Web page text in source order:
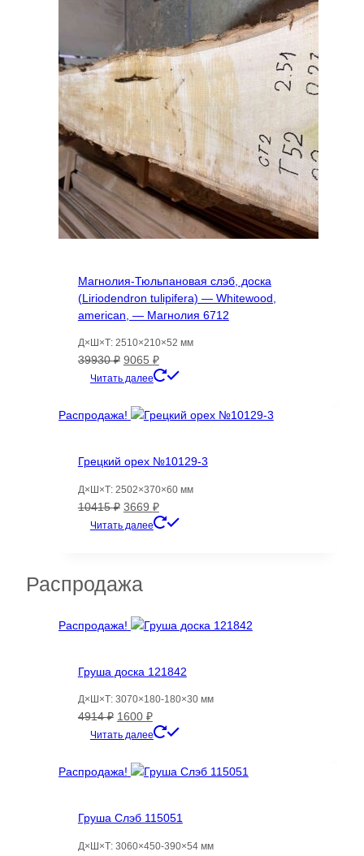
Магнолия-Тюльпановая слэб, доска
(Liriodendron tulipifera) — Whitewood,
american, — Магнолия 6712
Д×Ш×Т: 2510×210×52 мм
39930₽ Первоначальная
цена
39930 ₽.
9065 ₽Текущая
цена:
Читать далее
Распродажа!
Грецкий орех №10129-3
Д×Ш×Т: 2502×370×60 мм
10415₽ Первоначальная
цена
3669 ₽Текущая
цена:
Читать далее
Распродажа
Распродажа!
Груша доска 121842
Д×Ш×Т: 3070×180-180×30 мм
4914₽ Первоначальная
цена
4914 ₽.
1600 ₽Текущая
цена:
Читать далее
Распродажа!
Груша Слэб 115051
Д×Ш×Т: 3060×450-390×54 мм